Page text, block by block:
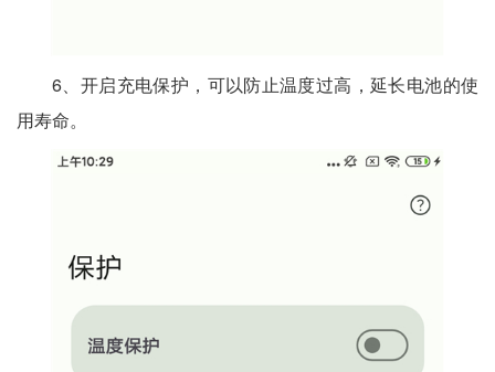
6、开启充电保护，可以防止温度过高，延长电池的使
用寿命。